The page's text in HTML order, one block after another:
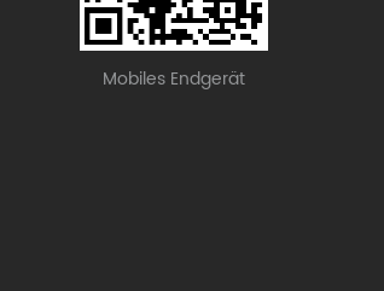
Mobiles Endgerät